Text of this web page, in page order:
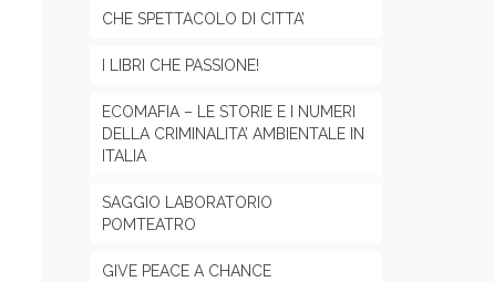
CHE SPETTACOLO DI CITTA’
I LIBRI CHE PASSIONE!
ECOMAFIA – LE STORIE E I NUMERI
DELLA CRIMINALITA’ AMBIENTALE IN
ITALIA
SAGGIO LABORATORIO
POMTEATRO
GIVE PEACE A CHANCE